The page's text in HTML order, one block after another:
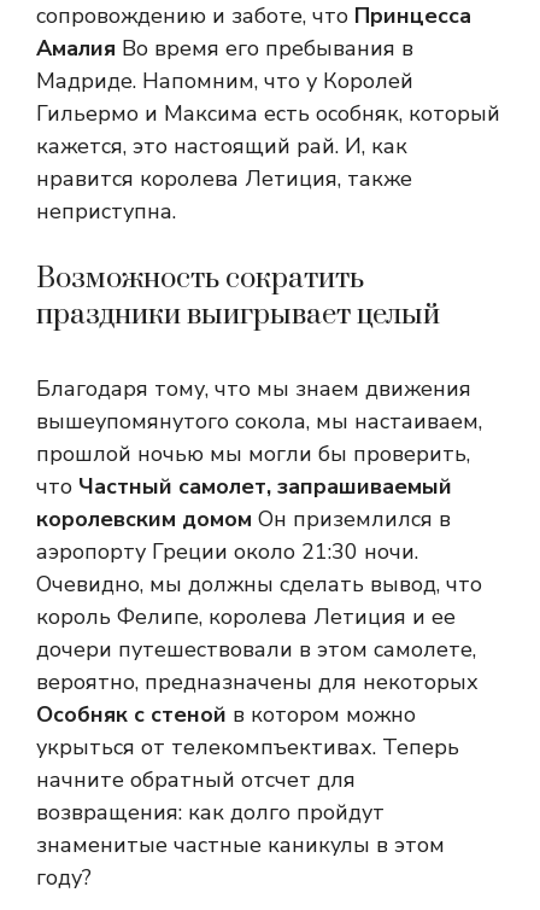
сопровождению и заботе, что Принцесса
Амалия Во время его пребывания в
Мадриде. Напомним, что у Королей
Гильермо и Максима есть особняк, который
кажется, это настоящий рай. И, как
нравится королева Летиция, также
неприступна.
Возможность сократить
праздники выигрывает целый
Благодаря тому, что мы знаем движения
вышеупомянутого сокола, мы настаиваем,
прошлой ночью мы могли бы проверить,
что Частный самолет, запрашиваемый
королевским домом Он приземлился в
аэропорту Греции около 21:30 ночи.
Очевидно, мы должны сделать вывод, что
король Фелипе, королева Летиция и ее
дочери путешествовали в этом самолете,
вероятно, предназначены для некоторых
Особняк с стеной в котором можно
укрыться от телекомпъективах. Теперь
начните обратный отсчет для
возвращения: как долго пройдут
знаменитые частные каникулы в этом
году?